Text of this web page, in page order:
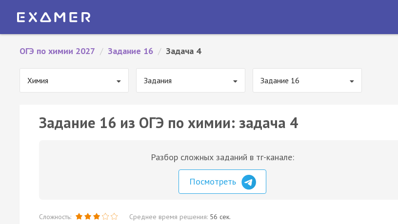
ОГЭ по химии 2027 / Задание 16 / Задача 4
Химия Задания Задание 16
Задание 16 из ОГЭ по химии: задача 4
Разбор сложных заданий в тг-канале:
Посмотреть
Сложность: Среднее время решения: 56 сек.